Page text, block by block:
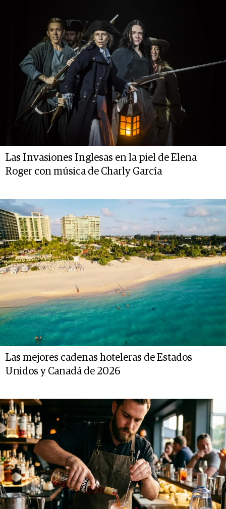
Las Invasiones Inglesas en la piel de Elena
Roger con música de Charly García
Las mejores cadenas hoteleras de Estados
Unidos y Canadá de 2026